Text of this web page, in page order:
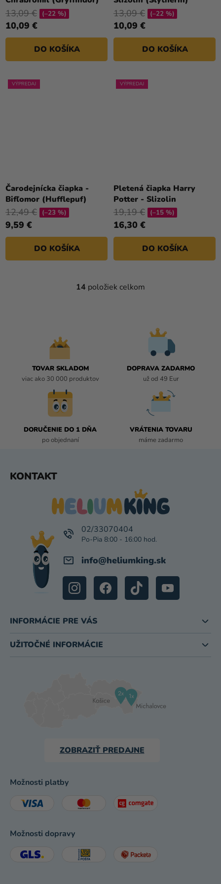
10,09 €
13,09 € (–22 %)
DO KOŠÍKA
10,09 €
13,09 € (–22 %)
DO KOŠÍKA
VÝPREDAJ
Čarodejnícka čiapka -
Bifľomor (Hufflepuf)
9,59 €
12,49 € (–23 %)
DO KOŠÍKA
VÝPREDAJ
Pletená čiapka Harry
Potter - Slizolin
16,30 €
19,19 € (–15 %)
DO KOŠÍKA
O
U
14 položiek celkom
TOVAR SKLADOM
viac ako 30 000 produktov
DOPRAVA ZADARMO
už od 49 Eur
DORUČENIE DO 1 DŇA
po objednaní
VRÁTENIA TOVARU
máme zadarmo
KONTAKT
info@heliumking.sk
02/33070404
INFORMÁCIE PRE VÁS
UŽITOČNÉ INFORMÁCIE
ZOBRAZIŤ PREDAJNE
Možnosti platby
Možnosti dopravy